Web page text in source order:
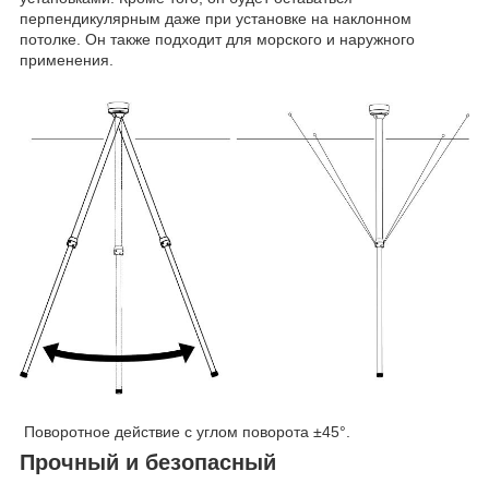
перпендикулярным даже при установке на наклонном
потолке. Он также подходит для морского и наружного
применения.
Поворотное действие с углом поворота ±45°.
Прочный и безопасный